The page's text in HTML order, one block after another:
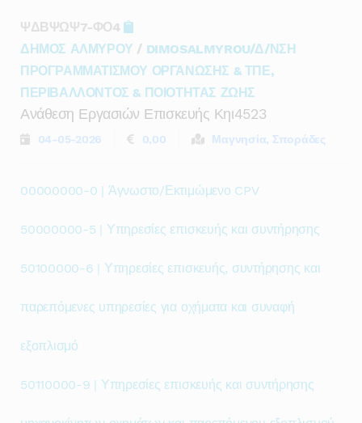
ΨΔΒΨΩΨ7-ΦΟ4
ΔΗΜΟΣ ΑΛΜΥΡΟΥ / DIMOSALMYROU/Δ/ΝΣΗ
ΠΡΟΓΡΑΜΜΑΤΙΣΜΟΥ ΟΡΓΑΝΩΣΗΣ & ΤΠΕ,
ΠΕΡΙΒΑΛΛΟΝΤΟΣ & ΠΟΙΟΤΗΤΑΣ ΖΩΗΣ
Ανάθεση Εργασιών Επισκευής Κηι4523
04-05-2026 0,00 Μαγνησία, Σποράδες
00000000-0 | Άγνωστο/Εκτιμώμενο CPV
50000000-5 | Υπηρεσίες επισκευής και συντήρησης
50100000-6 | Υπηρεσίες επισκευής, συντήρησης και
παρεπόμενες υπηρεσίες για οχήματα και συναφή
εξοπλισμό
50110000-9 | Υπηρεσίες επισκευής και συντήρησης